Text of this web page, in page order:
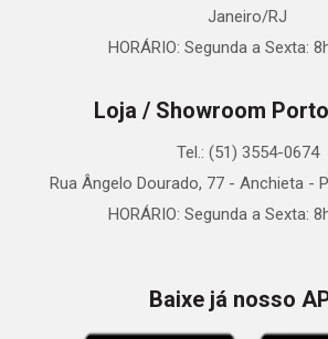
Janeiro/RJ
HORÁRIO: Segunda a Sexta:
Loja / Showroom
Tel.: (51) 3554-0674
Rua Ângelo Dourado, 77 - Anchieta -
HORÁRIO: Segunda a Sexta:
Baixe já nosso